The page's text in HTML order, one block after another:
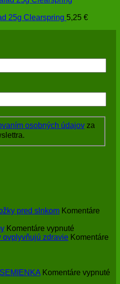
25g Clearspring 5,25 €
osobných údajov za
pred slnkom Komentáre
Komentáre vypnuté
Zázrak
ovplyvňujú zdravie Komentáre
Komentáre vypnuté